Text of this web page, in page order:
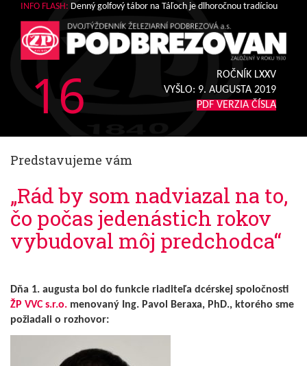
INFO FLASH: Denný golfový tábor na Táľoch je dlhoročnou tradíciou
16
ROČNÍK LXXV
VYŠLO: 9. AUGUSTA 2019
PDF VERZIA ČÍSLA
Predstavujeme vám
„Rád by som nadviazal na to,
čo počas jedenástich rokov
vybudoval môj predchodca“
Dňa 1. augusta bol do funkcie riaditeľa dcérskej spoločnosti
ŽP VVC s.r.o. menovaný Ing. Pavol Beraxa, PhD., ktorého sme
požiadali o rozhovor: